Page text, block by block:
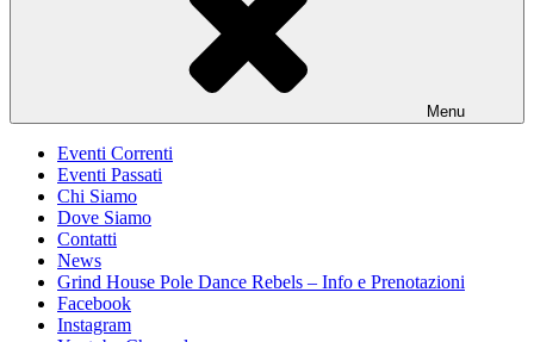
Menu
Eventi Correnti
Eventi Passati
Chi Siamo
Dove Siamo
Contatti
News
Grind House Pole Dance Rebels – Info e Prenotazioni
Facebook
Instagram